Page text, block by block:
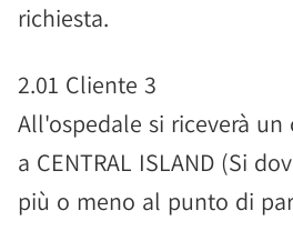
richiesta.
2.01 Cliente 3
All'ospedale si riceverà
a CENTRAL ISLAND (Si
più o meno al punto di